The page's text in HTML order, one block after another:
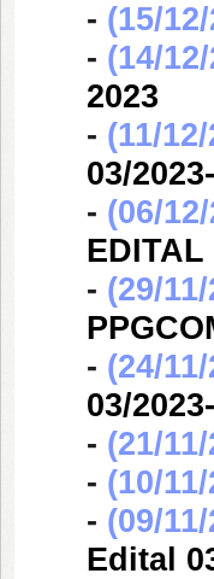
- (15/
- (14/
2023
- (11/
03/
- (06/
EDITAL
- (29/
- (24/
03/
- (21/
- (10/
- (09/
Edital